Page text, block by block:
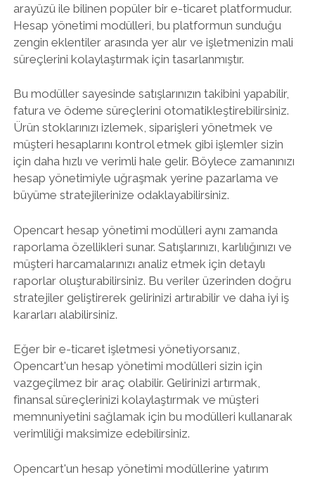
arayüzü ile bilinen popüler bir e-ticaret platformudur.
Hesap yönetimi modülleri, bu platformun sunduğu
zengin eklentiler arasında yer alır ve işletmenizin mali
süreçlerini kolaylaştırmak için tasarlanmıştır.
Bu modüller sayesinde satışlarınızın takibini yapabilir,
fatura ve ödeme süreçlerini otomatikleştirebilirsiniz.
Ürün stoklarınızı izlemek, siparişleri yönetmek ve
müşteri hesaplarını kontrol etmek gibi işlemler sizin
için daha hızlı ve verimli hale gelir. Böylece zamanınızı
hesap yönetimiyle uğraşmak yerine pazarlama ve
büyüme stratejilerinize odaklayabilirsiniz.
Opencart hesap yönetimi modülleri aynı zamanda
raporlama özellikleri sunar. Satışlarınızı, karlılığınızı ve
müşteri harcamalarınızı analiz etmek için detaylı
raporlar oluşturabilirsiniz. Bu veriler üzerinden doğru
stratejiler geliştirerek gelirinizi artırabilir ve daha iyi iş
kararları alabilirsiniz.
Eğer bir e-ticaret işletmesi yönetiyorsanız,
Opencart'un hesap yönetimi modülleri sizin için
vazgeçilmez bir araç olabilir. Gelirinizi artırmak,
finansal süreçlerinizi kolaylaştırmak ve müşteri
memnuniyetini sağlamak için bu modülleri kullanarak
verimliliği maksimize edebilirsiniz.
Opencart'un hesap yönetimi modüllerine yatırım